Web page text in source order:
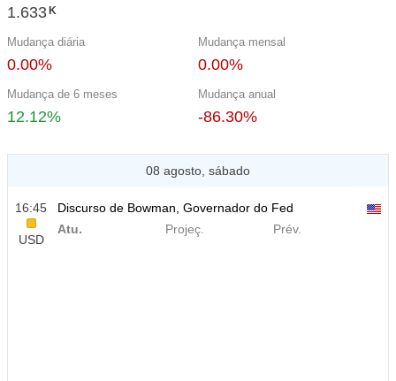
1.633 K
Mudança diária
0.00%
Mudança mensal
0.00%
Mudança de 6 meses
12.12%
Mudança anual
-86.30%
08 agosto, sábado
16:45
USD
Discurso de Bowman, Governador do Fed
Atu.
Projeç. Prév.